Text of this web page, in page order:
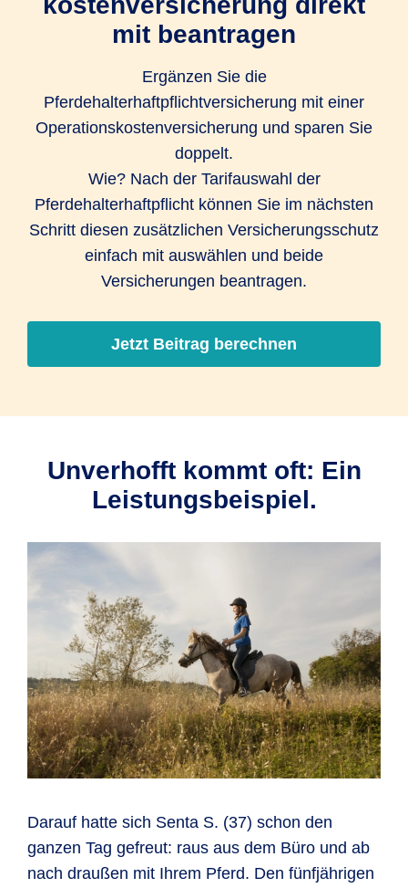
mit beantragen
Ergänzen Sie die
Pferdehalterhaftpflichtversicherung mit einer
Operations­kosten­versicherung und sparen Sie
doppelt.
Wie? Nach der Tarifauswahl der
Pferdehalterhaftpflicht können Sie im nächsten
Schritt diesen zusätzlichen Versicherungsschutz
einfach mit auswählen und beide
Versicherungen beantragen.
Jetzt Beitrag berechnen
Unverhofft kommt oft: Ein
Leistungsbeispiel.
Darauf hatte sich Senta S. (37) schon den
ganzen Tag gefreut: raus aus dem Büro und ab
nach draußen mit Ihrem Pferd. Den fünfjährigen